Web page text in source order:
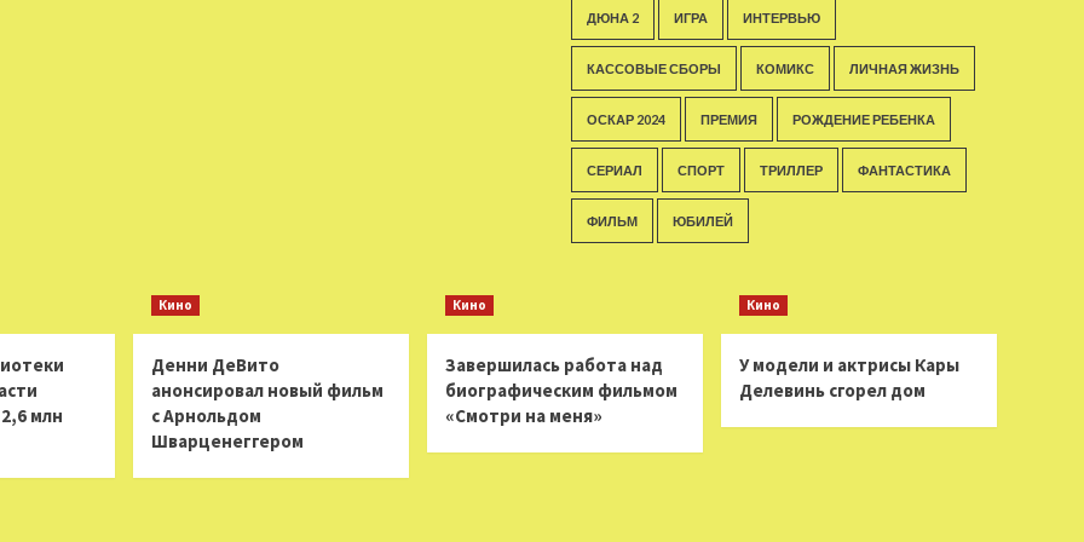
ДЮНА 2 ИГРА ИНТЕРВЬЮ
КАССОВЫЕ СБОРЫ КОМИКС ЛИЧНАЯ ЖИЗНЬ
ОСКАР 2024 ПРЕМИЯ РОЖДЕНИЕ РЕБЕНКА
СЕРИАЛ СПОРТ ТРИЛЛЕР ФАНТАСТИКА
ФИЛЬМ ЮБИЛЕЙ
млн
Кино
Денни ДеВито
анонсировал новый фильм
с Арнольдом
Шварценеггером
Кино
Завершилась работа над
биографическим фильмом
«Смотри на меня»
Кино
У модели и актрисы Кары
Делевинь сгорел дом